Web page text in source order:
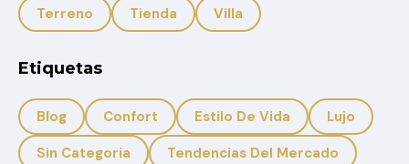
Terreno
Tienda Villa
Etiquetas
Blog Confort Estilo De Vida
Lujo
Sin Categoria
Tendencias Del Mercado